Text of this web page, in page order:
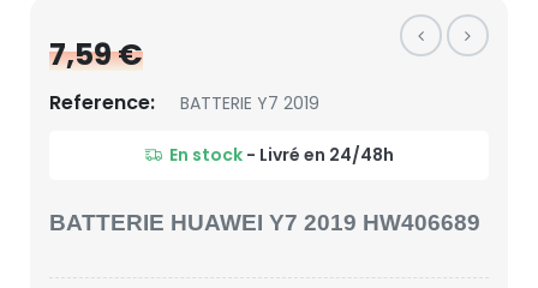
7,59 €
Reference: BATTERIE Y7 2019
En stock - Livré en 24/48h
BATTERIE HUAWEI Y7 2019 HW406689